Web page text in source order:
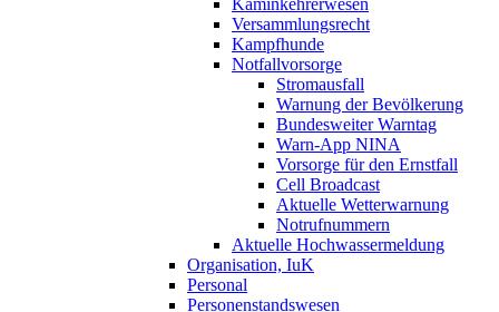
Kaminkehrerwesen
Versammlungsrecht
Kampfhunde
Notfallvorsorge
Stromausfall
Warnung der Bevölkerung
Bundesweiter Warntag
Warn-App NINA
Vorsorge für den Ernstfall
Cell Broadcast
Aktuelle Wetterwarnung
Notrufnummern
Aktuelle Hochwassermeldung
Organisation, IuK
Personal
Personenstandswesen